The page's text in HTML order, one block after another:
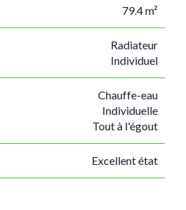
79.4 m²
Radiateur
Individuel
Chauffe-eau
Individuelle
Tout à l'égout
Excellent état